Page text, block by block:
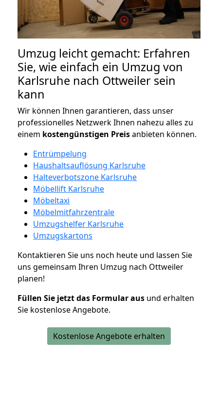
Umzug leicht gemacht: Erfahren
Sie, wie einfach ein Umzug von
Karlsruhe nach Ottweiler sein
kann
Wir können Ihnen garantieren, dass unser
professionelles Netzwerk Ihnen nahezu alles zu
einem kostengünstigen Preisanbieten können.
Entrümpelung
Haushaltsauflösung Karlsruhe
Halteverbotszone Karlsruhe
Möbellift Karlsruhe
Möbeltaxi
Möbelmitfahrzentrale
Umzugshelfer Karlsruhe
Umzugskartons
Kontaktieren Sie uns noch heute und lassen Sie
uns gemeinsam Ihren Umzug nach Ottweiler
planen!
Füllen Sie jetzt das Formular aus und erhalten
Sie kostenlose Angebote.
Kostenlose Angebote erhalten